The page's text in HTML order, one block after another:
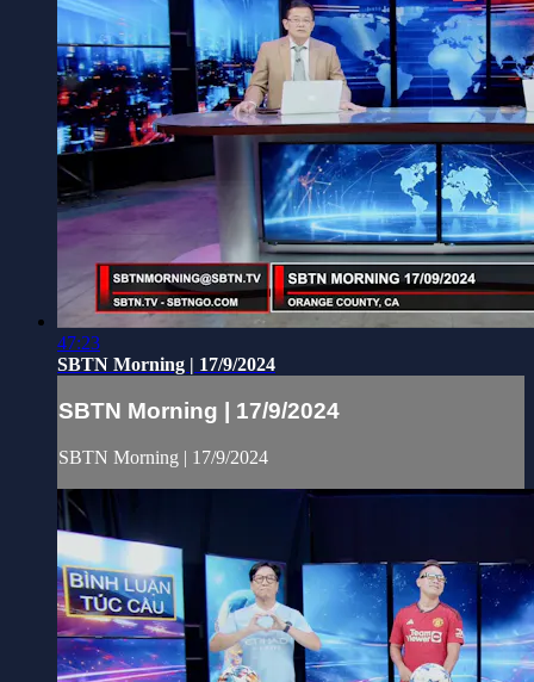
47:23
SBTN Morning | 17/9/2024
SBTN Morning | 17/9/2024
SBTN Morning | 17/9/2024